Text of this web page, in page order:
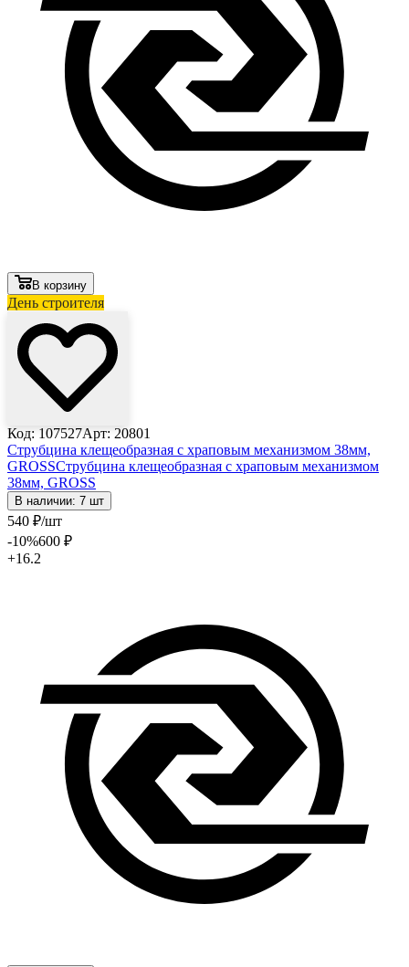
В корзину
День строителя
Код: 107527Арт: 20801
Струбцина клещеобразная с храповым механизмом 38мм,
GROSSСтрубцина клещеобразная с храповым механизмом
38мм, GROSS
В наличии: 7 шт
540 ₽/шт
-10%600 ₽
+16.2